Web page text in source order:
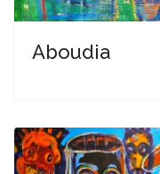
Aboudia